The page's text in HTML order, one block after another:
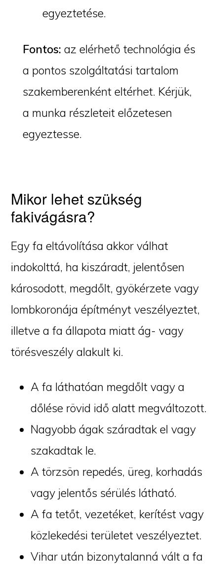
egyeztetése.
Fontos: az elérhető technológia és
a pontos szolgáltatási tartalom
szakemberenként eltérhet. Kérjük,
a munka részleteit előzetesen
egyeztesse.
Mikor lehet szükség
fakivágásra?
Egy fa eltávolítása akkor válhat
indokolttá, ha kiszáradt, jelentősen
károsodott, megdőlt, gyökérzete vagy
lombkoronája építményt veszélyeztet,
illetve a fa állapota miatt ág- vagy
törésveszély alakult ki.
A fa láthatóan megdőlt vagy a
dőlése rövid idő alatt megváltozott.
Nagyobb ágak száradtak el vagy
szakadtak le.
A törzsön repedés, üreg, korhadás
vagy jelentős sérülés látható.
A fa tetőt, vezetéket, kerítést vagy
közlekedési területet veszélyeztet.
Vihar után bizonytalanná vált a fa